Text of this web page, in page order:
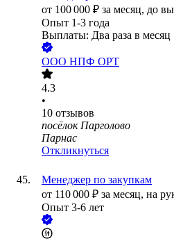
от 100 000 ₽ за месяц, до
Опыт 1-3 года
Выплаты: Два раза в месяц
ООО НПФ ОРТ
4.3
•
10 отзывов
посёлок Парголово
Парнас
Откликнуться
Менеджер по закупкам
от 110 000 ₽ за месяц, на
Опыт 3-6 лет